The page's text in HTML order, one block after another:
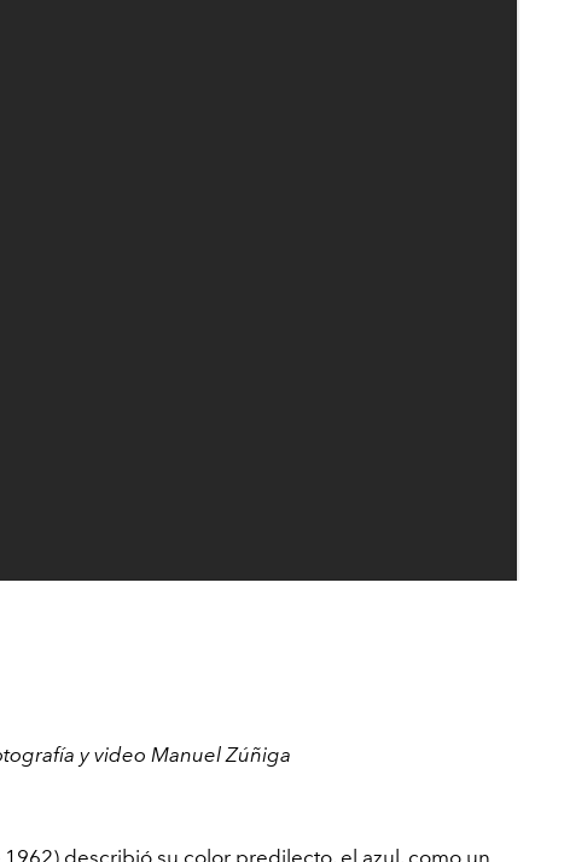
y video Manuel Zúñiga
1962) describió su color predilecto, el azul, como un